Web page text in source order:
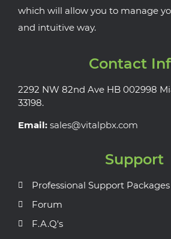
which will allow you to manage
and intuitive way.
Contact
2292 NW 82nd Ave HB 002998
33198.
Email: sales@vitalpbx.com
Support
Professional Support Packages
Forum
F.A.Q's